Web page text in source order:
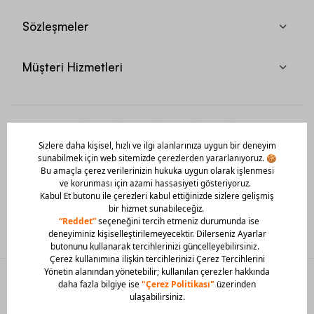
Sözleşmeler
Müşteri Hizmetleri
Mobil Uygulamamızı Hemen İndir!